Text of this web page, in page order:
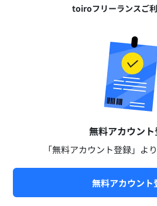
toiroフリーランスご
無料アカウン
「無料アカウント登録」よ
無料アカウント